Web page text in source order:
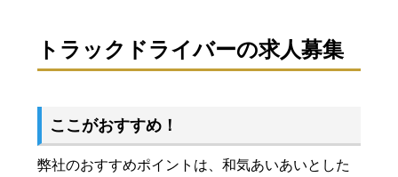
トラックドライバーの求人募集
ここがおすすめ！
弊社のおすすめポイントは、和気あいあいとした